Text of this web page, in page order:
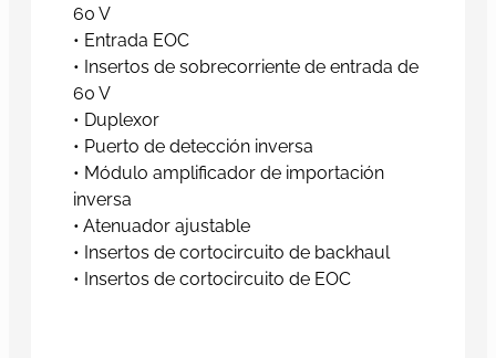
60 V
• Entrada EOC
• Insertos de sobrecorriente de entrada de
60 V
• Duplexor
• Puerto de detección inversa
• Módulo amplificador de importación
inversa
• Atenuador ajustable
• Insertos de cortocircuito de backhaul
• Insertos de cortocircuito de EOC